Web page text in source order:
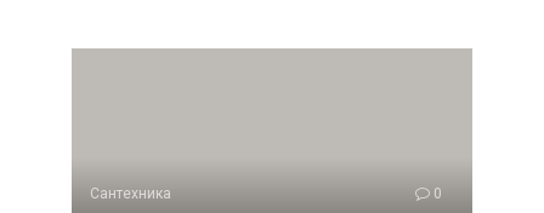
Сантехника 0